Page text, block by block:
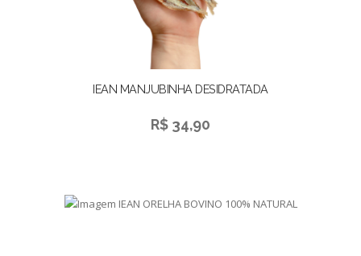
IEAN MANJUBINHA DESIDRATADA
R$ 34,90